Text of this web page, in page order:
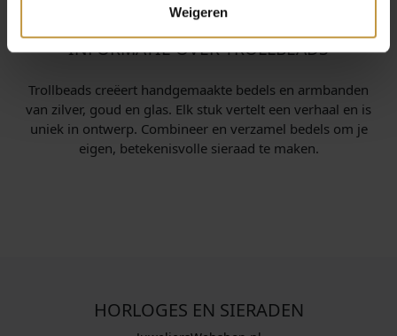
Weigeren
INFORMATIE OVER TROLLBEADS
Trollbeads creëert handgemaakte bedels en armbanden
van zilver, goud en glas. Elk stuk vertelt een verhaal en is
uniek in ontwerp. Combineer en verzamel bedels om je
eigen, betekenisvolle sieraad te maken.
HORLOGES EN SIERADEN